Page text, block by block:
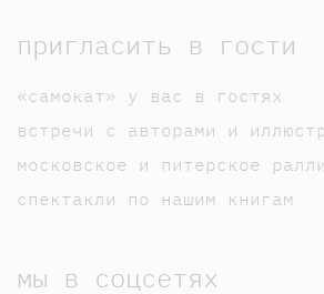
пригласить в гости
«самокат» у вас в гостях
встречи с авторами и
московское и питерское ралли
спектакли по нашим книгам
мы в соцсетях